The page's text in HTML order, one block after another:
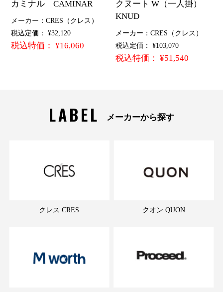
カミナル CAMINAR
メーカー：CRES（クレス）
税込定価： ¥32,120
税込特価： ¥16,060
クヌート W（一人掛）
KNUD
メーカー：CRES（クレス）
税込定価： ¥103,070
税込特価： ¥51,540
LABEL メーカーから探す
クレス CRES クオン QUON